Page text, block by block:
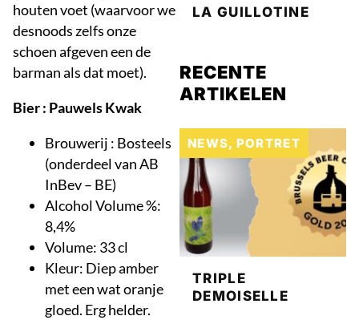
houten voet (waarvoor we
desnoods zelfs onze
schoen afgeven een de
barman als dat moet).
Bier : Pauwels Kwak
Brouwerij : Bosteels
(onderdeel van AB
InBev – BE)
Alcohol Volume %:
8,4%
Volume: 33 cl
Kleur: Diep amber
met een wat oranje
gloed. Erg helder.
LA GUILLOTINE
RECENTE
ARTIKELEN
NEWS, PORTRET
TRIPLE
DEMOISELLE